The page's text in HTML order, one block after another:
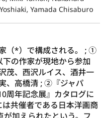
Yamada Chisaburo
（*）で構成される。 ; ①
の作家が現地から参加
茂、西沢ルイス、酒井一
、高橋清 ; ②『ジャパ
周年記念展』カタログに
共催者である日本洋画商
加えられたという。フ